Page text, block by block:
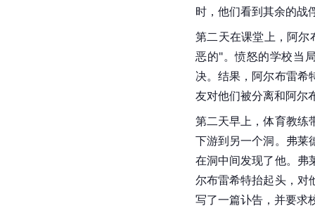
时，他们看到其余的战
第二天在课堂上，阿尔
恶的"。愤怒的学校当
决。结果，阿尔布雷希
友对他们被分离和阿尔
第二天早上，体育教练
下游到另一个洞。弗莱
在洞中间发现了他。弗
尔布雷希特抬起头，对
写了一篇讣告，并要求